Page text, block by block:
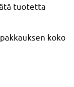
tuotetta
koko